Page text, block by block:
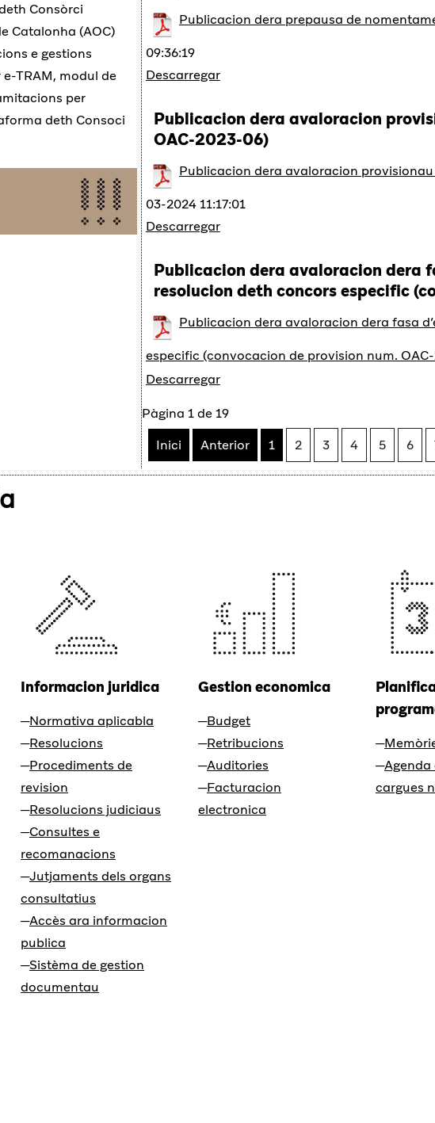
Consòrci
Catalonha (AOC)
e gestions
TRAM, modul de
per
deth Consoci
Publicacion dera prepausa de
09:36:19
Descarregar
Publicacion dera avaloracion
OAC-2023-06)
Publicacion dera avaloracion
03-2024 11:17:01
Descarregar
Publicacion dera avaloracion dera
resolucion deth concors especific
Publicacion dera avaloracion dera fasa
especific (convocacion de provision num.
Descarregar
Pàgina 1 de 19
Inici
Anterior 1 2 3 4 5 6
Informacion juridica
Normativa aplicabla
Resolucions
Procediments de
revision
Resolucions judiciaus
Consultes e
recomanacions
Jutjaments dels organs
consultatius
Accès ara informacion
publica
Sistèma de gestion
documentau
Gestion economica
Budget
Retribucions
Auditories
Facturacion
electronica
cargues